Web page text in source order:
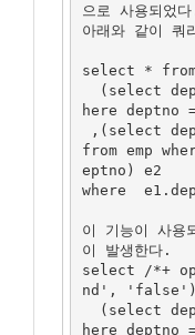
으로 사용되었
아래와 같이 쿼
select *
here deptno
from emp
eptno) e2
where
이 기능이 사용
이 발생한다.
select /*+
nd',
here deptno